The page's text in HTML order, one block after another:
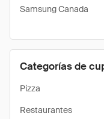
Samsung Canada
Categorías de
Pizza
Restaurantes